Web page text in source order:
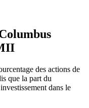
des actions de
que la part du
dans le